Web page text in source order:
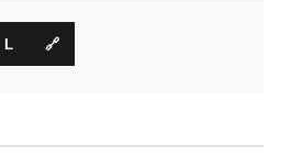
L 🔗